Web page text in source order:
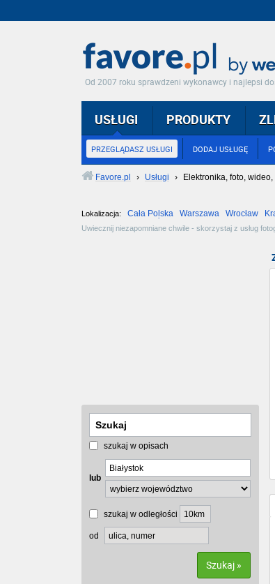
Od 2007 roku sprawdzeni wykonawcy i najlepsi
USŁUGI
PRZEGLĄDASZ USŁUGI DODAJ USŁUGĘ
PRODUKTY
Favore.pl › Usługi › Elektronika, foto, wideo,
Lokalizacja: Cała Polska Warszawa Wrocław
Uwiecznij niezapomniane chwile - skorzystaj z usług
szukaj w opisach
lub
szukaj w odległości
od
Szukaj »